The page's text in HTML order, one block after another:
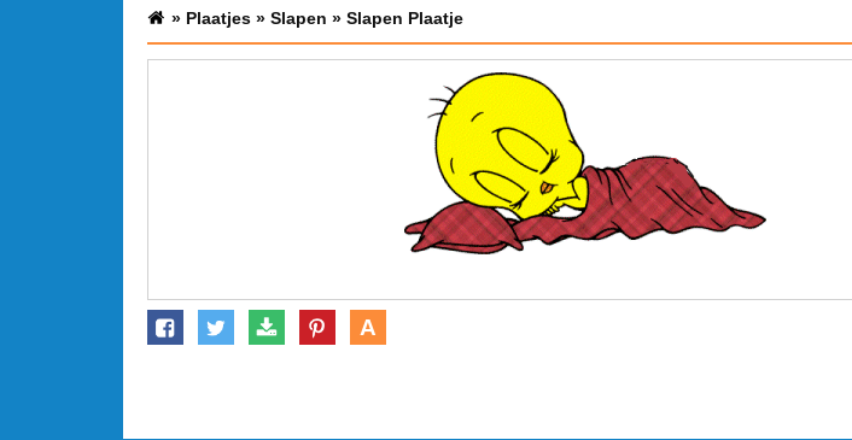
» Plaatjes » Slapen » Slapen Plaatje
A